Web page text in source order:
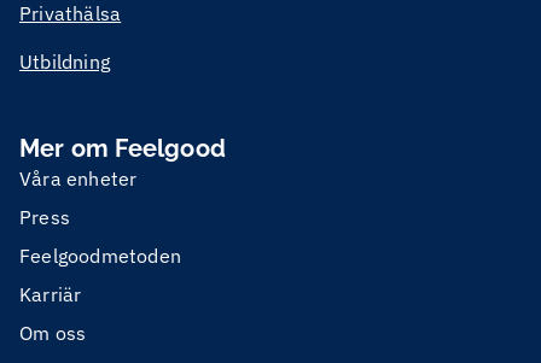
Privathälsa
Utbildning
Mer om Feelgood
Våra enheter
Press
Feelgoodmetoden
Karriär
Om oss